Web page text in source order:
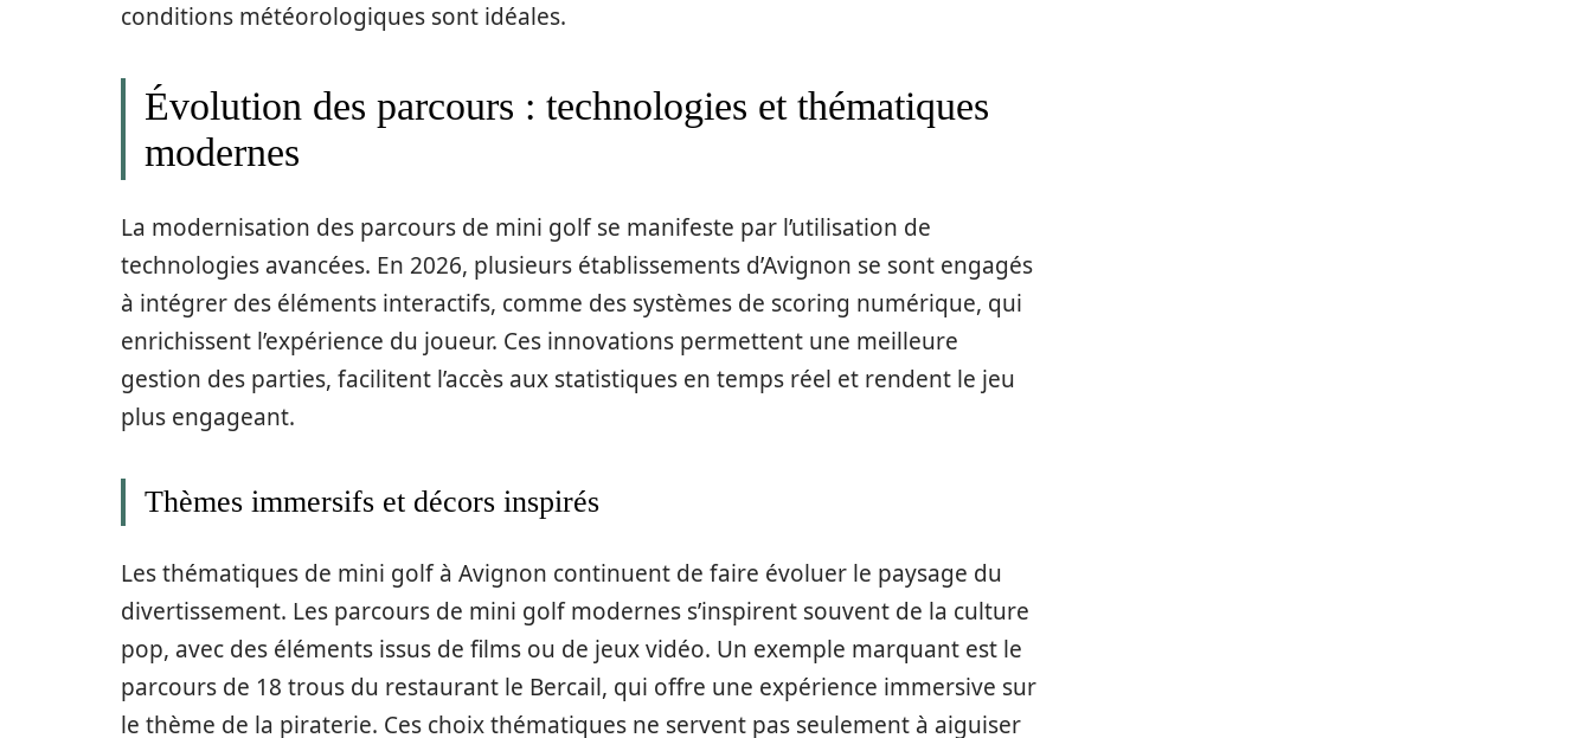
conditions météorologiques sont idéales.
Évolution des parcours : technologies et thématiques
modernes
La modernisation des parcours de mini golf se manifeste par l’utilisation de
technologies avancées. En 2026, plusieurs établissements d’Avignon se sont engagés
à intégrer des éléments interactifs, comme des systèmes de scoring numérique, qui
enrichissent l’expérience du joueur. Ces innovations permettent une meilleure
gestion des parties, facilitent l’accès aux statistiques en temps réel et rendent le jeu
plus engageant.
Thèmes immersifs et décors inspirés
Les thématiques de mini golf à Avignon continuent de faire évoluer le paysage du
divertissement. Les parcours de mini golf modernes s’inspirent souvent de la culture
pop, avec des éléments issus de films ou de jeux vidéo. Un exemple marquant est le
parcours de 18 trous du restaurant le Bercail, qui offre une expérience immersive sur
le thème de la piraterie. Ces choix thématiques ne servent pas seulement à aiguiser